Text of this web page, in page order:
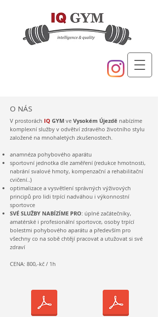
O NÁS
V prostorách IQ GYM ve Vysokém Újezdě nabízíme
komplexní služby v odvětví zdravého životního stylu
založené na mnohaletých zkušenostech.
anamnéza pohybového aparátu
sportovní jednotka dle zaměření (redukce hmotnosti,
nabrání svalové hmoty, kompenzační a rehabilitační
cvičení..)
optimalizace a vysvětlení správných výživových
principů pro lidi trpící nadváhou i výkonnostní
sportovce
SVÉ SLUŽBY NABÍZÍME PRO: úplné začátečníky,
amatérské i profesionální sportovce, osoby trpící
bolestmi pohybového aparátu a především pro
všechny co na sobě chtějí pracovat a utužovat si své
zdraví
CENA: 800,-kč / 1h